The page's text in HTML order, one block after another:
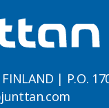
| P.O.